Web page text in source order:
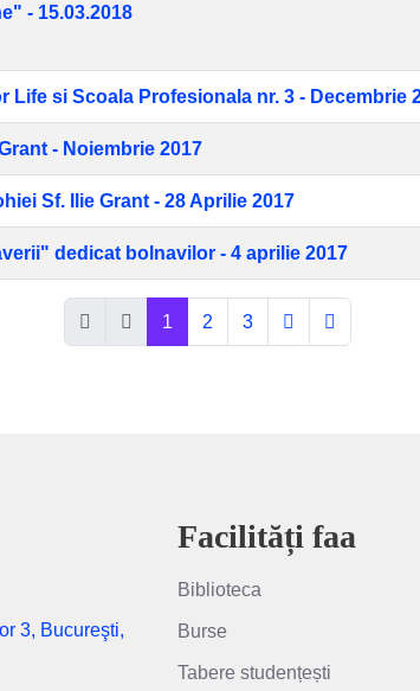
- 15.03.2018
Life si Scoala Profesionala nr. 3 - Decembrie
- Noiembrie 2017
Sf. Ilie Grant - 28 Aprilie 2017
dedicat bolnavilor - 4 aprilie 2017
1 2 3
3, Bucureşti,
Facilități faa
Biblioteca
Burse
Tabere studențești